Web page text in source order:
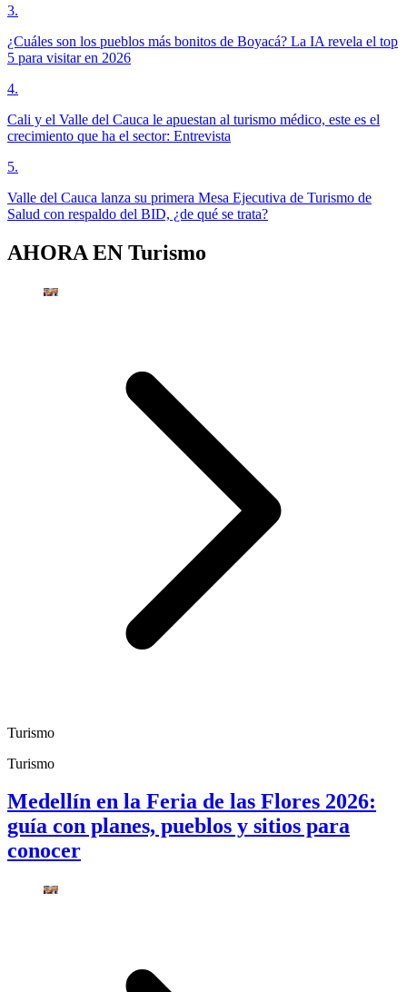
3.
¿Cuáles son los pueblos más bonitos de Boyacá? La IA revela el top
5 para visitar en 2026
4.
Cali y el Valle del Cauca le apuestan al turismo médico, este es el
crecimiento que ha el sector: Entrevista
5.
Valle del Cauca lanza su primera Mesa Ejecutiva de Turismo de
Salud con respaldo del BID, ¿de qué se trata?
AHORA EN Turismo
Turismo
Turismo
Medellín en la Feria de las Flores 2026:
guía con planes, pueblos y sitios para
conocer